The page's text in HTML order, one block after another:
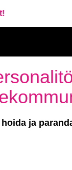
ja